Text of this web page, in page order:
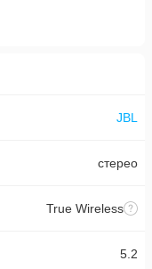
JBL
стерео
True Wireless
5.2